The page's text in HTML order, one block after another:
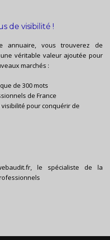
de visibilité !
annuaire, vous trouverez de
véritable valeur ajoutée pour
marchés :
de 300 mots
de France
pour conquérir de
, le spécialiste de la